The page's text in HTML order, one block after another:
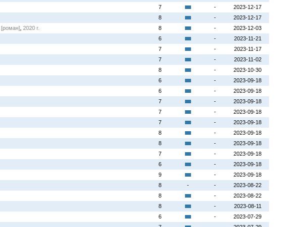
7 -
2023-12-17
8 -
2023-12-17
[роман] 2020 г. 8 -
2023-12-03
6 -
2023-11-21
7 -
2023-11-17
7 -
2023-11-02
8 -
2023-10-30
6 -
2023-09-18
6 -
2023-09-18
7 -
2023-09-18
7 -
2023-09-18
7 -
2023-09-18
8 -
2023-09-18
8 -
2023-09-18
7 -
2023-09-18
6 -
2023-09-18
9 -
2023-09-18
8 - -
2023-08-22
8 -
2023-08-22
8 -
2023-08-11
6 -
2023-07-29